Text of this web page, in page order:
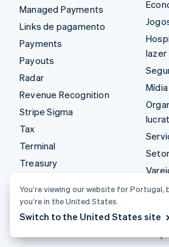
Managed Payments
Links de pagamento
Payments
Payouts
Radar
Revenue Recognition
Stripe Sigma
Tax
Terminal
Treasury
lazer
You’re viewing our website for Portugal,
you’re in the United States.
Switch to the United States site